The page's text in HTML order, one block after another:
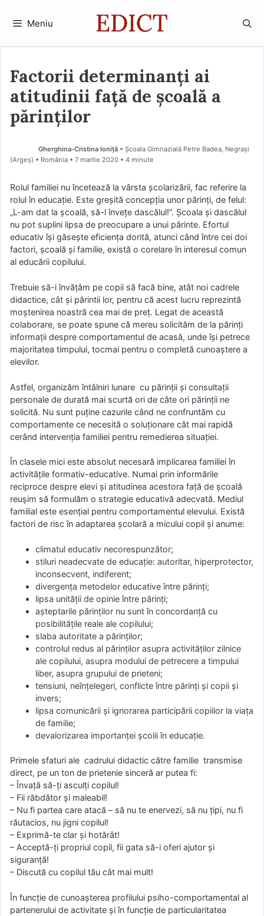
Meniu
Factorii determinanți ai
atitudinii față de școală a
părinților
Gherghina-Cristina Ioniță • Școala Gimnazială Petre Badea, Negrași
(Argeş) • România
7 martie 2020 • 4 minute
Rolul familiei nu încetează la vârsta școlarizării, fac referire la
rolul în educație. Este greșită concepția unor părinți, de felul:
„L-am dat la școală, să-l învețe dascălul!”. Școala și dascălul
nu pot suplini lipsa de preocupare a unui părinte. Efortul
educativ își găsește eficiența dorită, atunci când între cei doi
factori, școală și familie, există o corelare în interesul comun
al educării copilului.
Trebuie să-i învățăm pe copii să facă bine, atât noi cadrele
didactice, cât și părintii lor, pentru că acest lucru reprezintă
moștenirea noastră cea mai de preț. Legat de această
colaborare, se poate spune că mereu solicităm de la părinți
informații despre comportamentul de acasă, unde își petrece
majoritatea timpului, tocmai pentru o completă cunoaștere a
elevilor.
Astfel, organizăm întâlniri lunare cu părinții și consultații
personale de durată mai scurtă ori de câte ori părinții ne
solicită. Nu sunt puține cazurile când ne confruntăm cu
comportamente ce necesită o soluționare cât mai rapidă
cerând intervenția familiei pentru remedierea situației.
În clasele mici este absolut necesară implicarea familiei în
activitățile formativ-educative. Numai prin informările
reciproce despre elevi și atitudinea acestora față de școală
reușim să formulăm o strategie educativă adecvată. Mediul
familial este esențial pentru comportamentul elevului. Există
factori de risc în adaptarea școlară a micului copil și anume:
climatul educativ necorespunzător;
stiluri neadecvate de educație: autoritar, hiperprotector,
inconsecvent, indiferent;
divergența metodelor educative între părinți;
lipsa unității de opinie între părinți;
așteptarile părinților nu sunt în concordanță cu
posibilitățile reale ale copilului;
slaba autoritate a părinților;
controlul redus al părinților asupra activităților zilnice
ale copilului, asupra modului de petrecere a timpului
liber, asupra grupului de prieteni;
tensiuni, neînțelegeri, conflicte între părinți și copii și
invers;
lipsa comunicării și ignorarea participării copiilor la viața
de familie;
devalorizarea importanței școlii în educație.
Primele sfaturi ale cadrului didactic către familie transmise
direct, pe un ton de prietenie sinceră ar putea fi:
– Învață să-ți asculți copilul!
– Fii răbdător și maleabil!
– Nu fi partea care atacă – să nu te enervezi, să nu țipi, nu fi
răutacios, nu jigni copilul!
– Exprimă-te clar și hotărât!
– Acceptă-ți propriul copil, fii gata să-i oferi ajutor și
siguranță!
– Discută cu copilul tău cât mai mult!
În funcție de cunoașterea profilului psiho-comportamental al
partenerului de activitate și în funcție de particularitatea